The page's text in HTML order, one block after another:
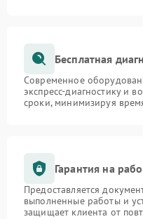
Бесплатная
Современное
экспресс-диагностику и
сроки, минимизируя
Гарантия на
Предоставляется
выполненные работы и
защищает клиента от